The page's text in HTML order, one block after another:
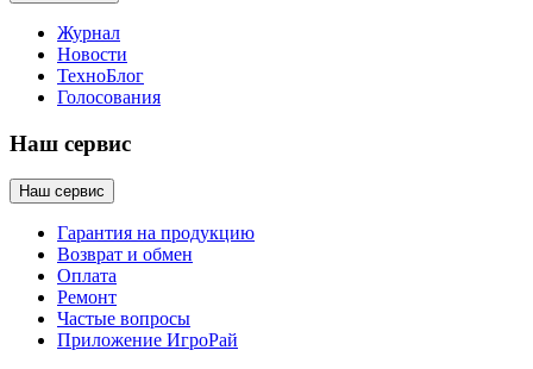
Журнал
Новости
ТехноБлог
Голосования
Наш сервис
Наш сервис
Гарантия на продукцию
Возврат и обмен
Оплата
Ремонт
Частые вопросы
Приложение ИгроРай